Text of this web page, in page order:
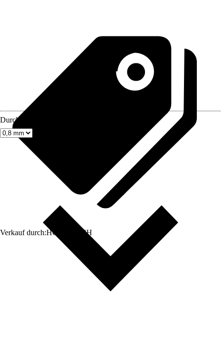
Verkauf durch:HORNBACH
Durchmesser